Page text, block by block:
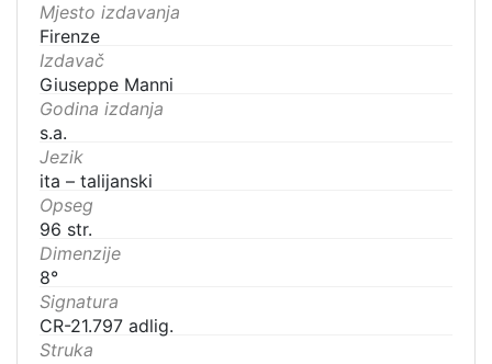
Mjesto izdavanja
Firenze
Izdavač
Giuseppe Manni
Godina izdanja
s.a.
Jezik
ita – talijanski
Opseg
96 str.
Dimenzije
8°
Signatura
CR-21.797 adlig.
Struka